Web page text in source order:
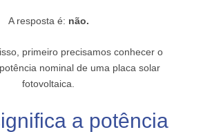
A resposta é: não.
primeiro precisamos conhecer o
nominal de uma placa solar
fotovoltaica.
a potência